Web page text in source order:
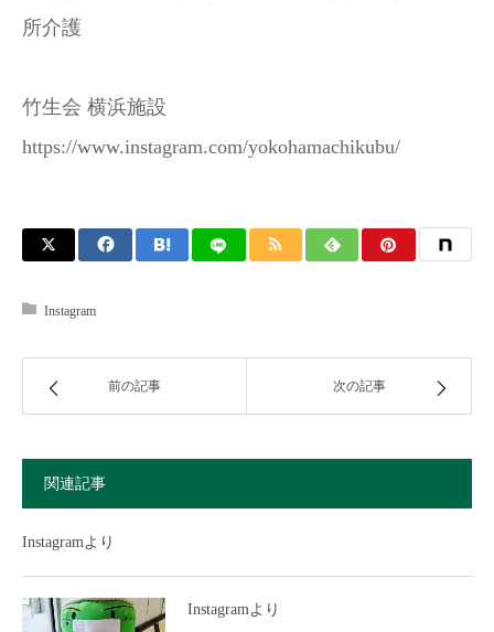
所介護
竹生会 横浜施設
https://www.instagram.com/yokohamachikubu/
Instagram
前の記事 次の記事
関連記事
Instagramより
Instagramより